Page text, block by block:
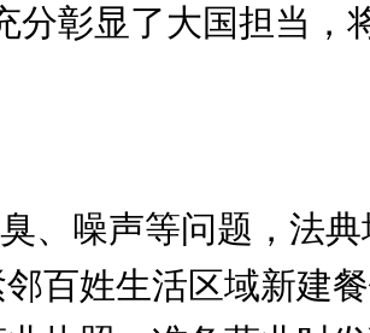
彰显了大国担当，
、噪声等问题，法
百姓生活区域新建